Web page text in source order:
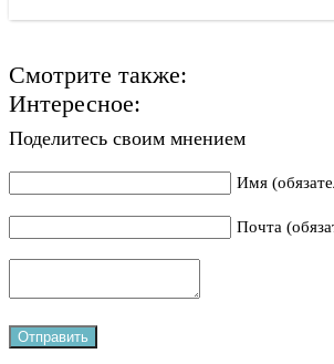
Смотрите также:
Интересное:
Поделитесь своим мнением
Имя
Почта